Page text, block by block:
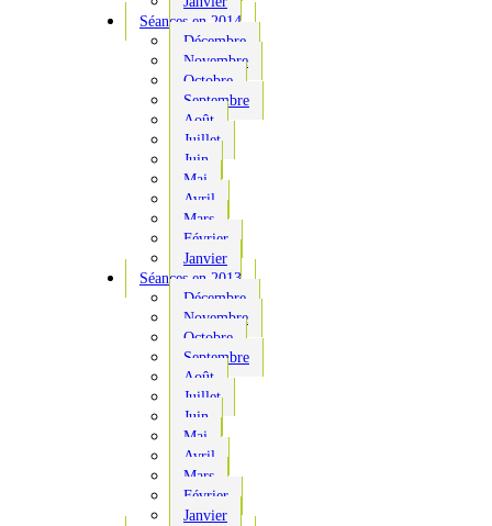
Séances en 2014
Décembre
Novembre
Octobre
Septembre
Août
Juillet
Juin
Mai
Avril
Mars
Février
Janvier
Séances en 2013
Décembre
Novembre
Octobre
Septembre
Août
Juillet
Juin
Mai
Avril
Mars
Février
Janvier